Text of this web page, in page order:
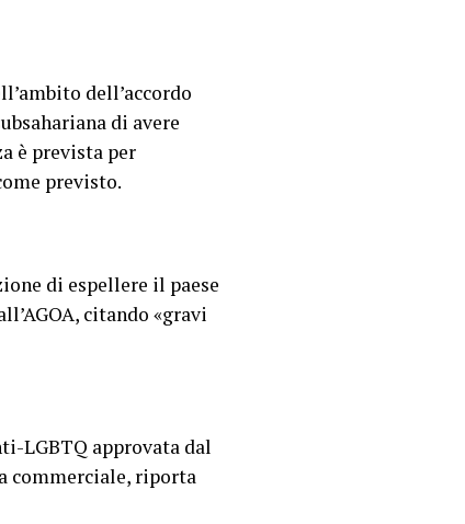
dell’accordo
di avere
è prevista per
previsto.
di espellere il paese
citando «gravi
LGBTQ approvata dal
commerciale, riporta